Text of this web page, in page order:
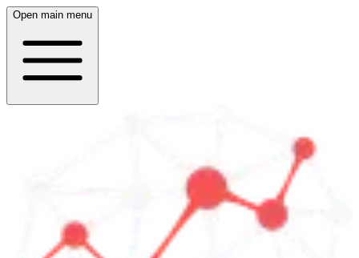
Open main menu